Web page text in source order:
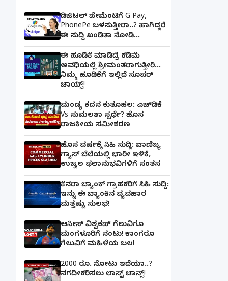
ಡಿಜಿಟಲ್ ಪೇಮೆಂಟಿಗೆ G Pay,
PhonePe ಬಳಸುತ್ತೀರಾ..? ಹಾಗಿದ್ದರೆ
ಈ ಸುದ್ದಿ ಖಂಡಿತಾ ನೋಡಿ...
ಈ ಹೂಡಿಕೆ ಮಾಡಿದ್ರೆ ಕಡಿಮೆ
ಅವಧಿಯಲ್ಲಿ ಶ್ರೀಮಂತರಾಗುತ್ತೀರಿ...
ನಿಮ್ಮ ಹೂಡಿಕೆಗೆ ಇಲ್ಲಿದೆ ಸೂಪರ್
ಚಾಯ್ಸ್‌!
ಮಂಡ್ಯ ಕದನ ಕುತೂಹಲ: ಎಚ್‌ಡಿಕೆ
Vs ಸುಮಲತಾ ಸ್ಪರ್ಧೆ? ಹೊಸ
ರಾಜಕೀಯ ಸಮೀಕರಣ
ಹೊಸ ವರ್ಷಕ್ಕೆ ಸಿಹಿ ಸುದ್ದಿ: ವಾಣಿಜ್ಯ
ಗ್ಯಾಸ್‌ ಬೆಲೆಯಲ್ಲಿ ಭಾರೀ ಇಳಿಕೆ,
ಉಜ್ವಲ ಫಲಾನುಭವಿಗಳಿಗೆ ಸಂತಸ
ಕೆನರಾ ಬ್ಯಾಂಕ್‌ ಗ್ರಾಹಕರಿಗೆ ಸಿಹಿ ಸುದ್ದಿ:
ಇನ್ನು ಈ ಬ್ಯಾಂಕಿನ ವ್ಯವಹಾರ
ಮತ್ತಷ್ಟು ಸುಲಭ!
ಆಸೀಸ್ ವಿಶ್ವಕಪ್ ಗೆಲುವಿಗೂ
ಮಂಗಳೂರಿಗೆ ನಂಟು! ಕಾಂಗರೂ
ಗೆಲುವಿಗೆ ಮಹಿಳೆಯ ಬಲ!
2000 ರೂ. ನೋಟು ಇದೆಯಾ..?
ನಗದೀಕರಿಸಲು ಲಾಸ್ಟ್‌ ಚಾನ್ಸ್‌!